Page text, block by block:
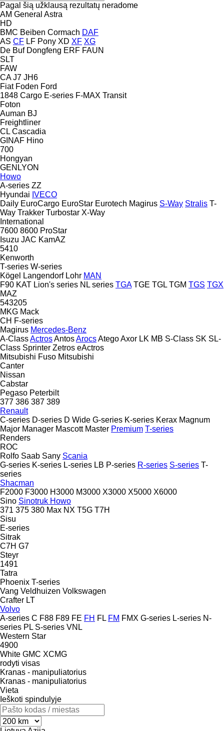
Pagal šią užklausą rezultatų neradome
AM General Astra
HD
BMC Beiben Cormach DAF
AS CF LF Pony XD XF XG
De Buf Dongfeng ERF FAUN
SLT
FAW
CA J7 JH6
Fiat Foden Ford
1848 Cargo E-series F-MAX Transit
Foton
Auman BJ
Freightliner
CL Cascadia
GINAF Hino
700
Hongyan
GENLYON
Howo
A-series ZZ
Hyundai IVECO
Daily EuroCargo EuroStar Eurotech Magirus S-Way Stralis T-
Way Trakker Turbostar X-Way
International
7600 8600 ProStar
Isuzu JAC KamAZ
5410
Kenworth
T-series W-series
Kögel
Langendorf Lohr MAN
F90 KAT Lion's series NL series TGA TGE TGL TGM TGS TGX
MAZ
543205
MKG Mack
CH F-series
Magirus Mercedes-Benz
A-ClassActrosAntosArocsAtegoAxor LK MB S-Class SK SL-
Class Sprinter Zetros eActros
Mitsubishi Fuso Mitsubishi
Canter
Nissan
Cabstar
Pegaso Peterbilt
377 386 387 389
Renault
C-series D-series D Wide G-series K-series Kerax Magnum
Major Manager Mascott Master Premium T-series
Renders
ROC
Rolfo Saab Sany Scania
G-series K-series L-series LB P-series R-series S-series T-
series
Shacman
F2000 F3000 H3000 M3000 X3000 X5000 X6000
Sino Sinotruk Howo
371 375 380 Max NX T5G T7H
Sisu
E-series
Sitrak
C7H G7
Steyr
1491
Tatra
Phoenix T-series
Vang Veldhuizen Volkswagen
Crafter LT
Volvo
A-series C F88 F89 FE FH FL FM FMX G-series L-series N-
series PL S-series VNL
Western Star
4900
White GMC XCMG
rodyti visas
Kranas - manipuliatorius
Kranas - manipuliatorius
Vieta
Ieškoti spindulyje